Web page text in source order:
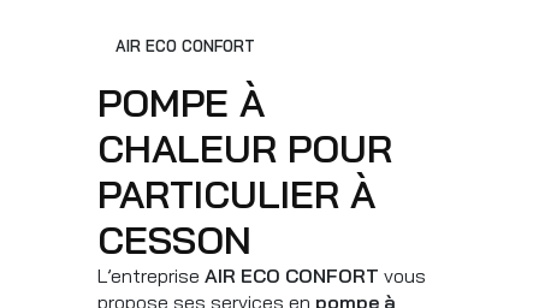
AIR ECO CONFORT
POMPE À
CHALEUR POUR
PARTICULIER À
CESSON
L’entreprise AIR ECO CONFORT vous
propose ses services en pompe à